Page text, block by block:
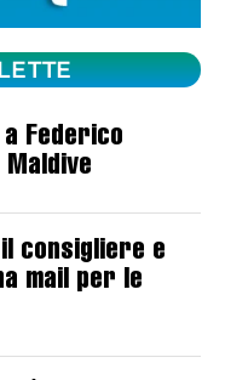
Federico
consigliere e
mail per le